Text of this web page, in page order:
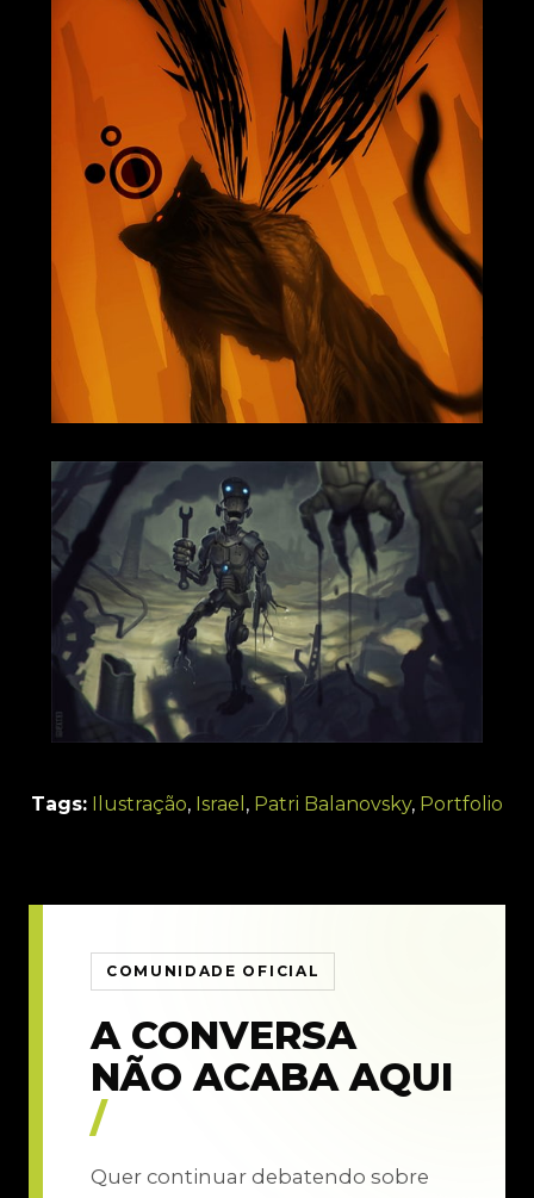
Tags: Ilustração, Israel , Patri Balanovsky, Portfolio
COMUNIDADE OFICIAL
A CONVERSA
NÃO ACABA AQUI
/
Quer continuar debatendo sobre